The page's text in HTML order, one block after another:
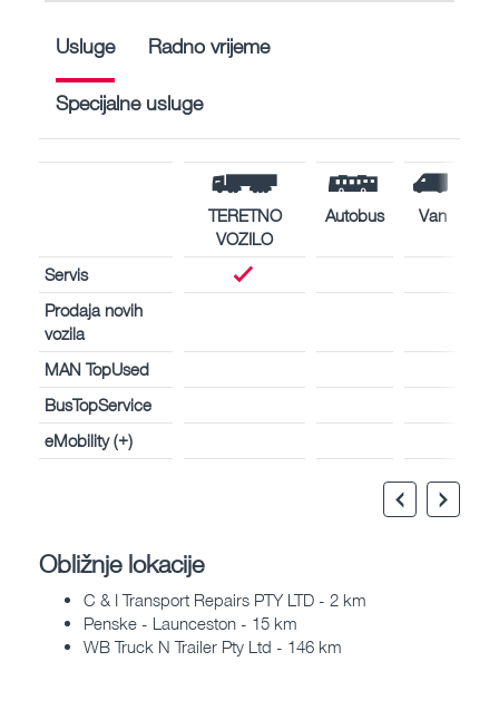
Usluge Radno vrijeme
Specijalne usluge
TERETNO
VOZILO
Autobus Van
Servis
Prodaja novih
vozila
MAN TopUsed
BusTopService
eMobility (+)
Obližnje lokacije
C & I Transport Repairs PTY LTD - 2 km
Penske - Launceston - 15 km
WB Truck N Trailer Pty Ltd - 146 km